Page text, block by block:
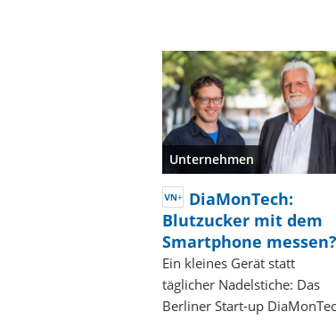
Unternehmen
DiaMonTech:
Blutzucker mit dem
Smartphone messen?
Ein kleines Gerät statt
täglicher Nadelstiche: Das
Berliner Start-up